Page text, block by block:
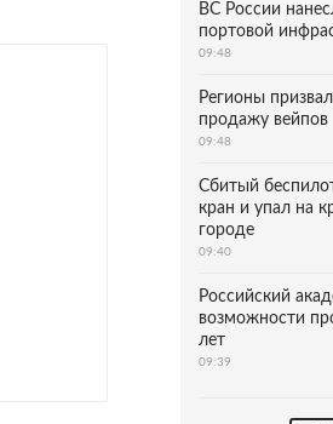
ВС России
портовой
09:48
Регионы
продажу вейпов
09:48
Сбитый
кран и упал на
городе
09:40
Российский
возможности
лет
09:39